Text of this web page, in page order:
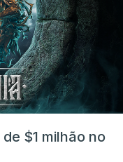
$1 milhão no